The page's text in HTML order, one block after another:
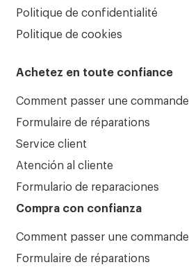
Politique de confidentialité
Politique de cookies
Achetez en toute confiance
Comment passer une commande
Formulaire de réparations
Service client
Atención al cliente
Formulario de reparaciones
Compra con confianza
Comment passer une commande
Formulaire de réparations